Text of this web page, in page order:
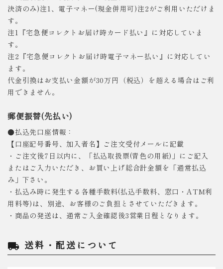
決済のみ)注1、電子マネー(現金併用可)注2がご利用いただけま
す。
注1『宅急便コレクトお届け時カード払い』に対応していま
す。
注2『宅急便コレクトお届け時電子マネー払い』に対応してい
ます。
代金引換はお支払い金額が30万円（税込）を超える場合はご利
用できません。
郵便振替(先払い)
●払込先口座情報：
【口座記号番号、加入者名】ご注文受付メールに記載
・ご注文後7日以内に、「払込取扱票(青色の用紙)」にご記入
またはご入力いただき、お買い上げ総合計金額を「通常払込
み」下さい。
・払込み時に発生する各種手数料(払込手数料、窓口・ATM利
用料等)は、別途、お客様のご負担とさせていただきます。
・商品の発送は、通常ご入金確認後3営業日程となります。
local_shipping 送料・配送について